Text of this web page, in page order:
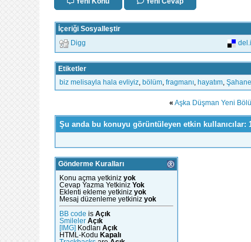
İçeriği Sosyalleştir
Digg
Etiketler
biz melisayla hala evliyiz, bölüm, fragmanı, hayatım, Şahane
« Aşka Düşman Yeni
Şu anda bu konuyu görüntüleyen etkin kullanıcılar:
Gönderme Kuralları
Konu açma yetkiniz yok
Cevap Yazma Yetkiniz Yok
Eklenti ekleme yetkiniz yok
Mesaj düzenleme yetkiniz yok
BB code is Açık
Smileler Açık
[IMG]
Kodları Açık
HTML-Kodu Kapalı